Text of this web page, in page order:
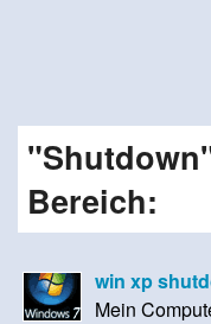
Bereich:
win xp
Mein